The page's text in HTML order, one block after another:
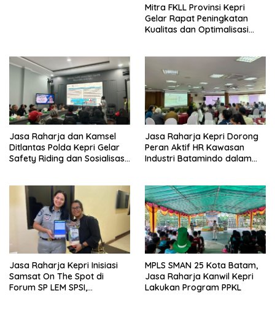
Mitra FKLL Provinsi Kepri
Gelar Rapat Peningkatan
Kualitas dan Optimalisasi
Jasa Raharja dan Kamsel
Ditlantas Polda Kepri Gelar
Safety Riding dan Sosialisasi
Indonesia
Jasa Raharja Kepri Dorong
Peran Aktif HR Kawasan
Industri Batamindo dalam
Jasa Raharja Kepri Inisiasi
Samsat On The Spot di
Forum SP LEM SPSI,
MPLS SMAN 25 Kota Batam,
Jasa Raharja Kanwil Kepri
Lakukan Program PPKL